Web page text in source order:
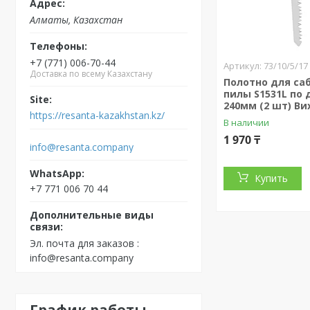
Алматы, Казахстан
+7 (771) 006-70-44
Доставка по всему Казахстану
https://resanta-kazakhstan.kz/
info@resanta.company
+7 771 006 70 44
Эл. почта для заказов
info@resanta.company
73/10/5/17
Полотно для
пилы S1531L по
240мм (2 шт)
В наличии
1 970 ₸
Купить